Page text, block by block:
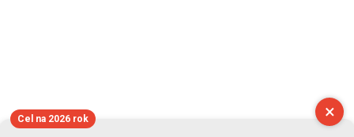
×
Cel na 2026 rok